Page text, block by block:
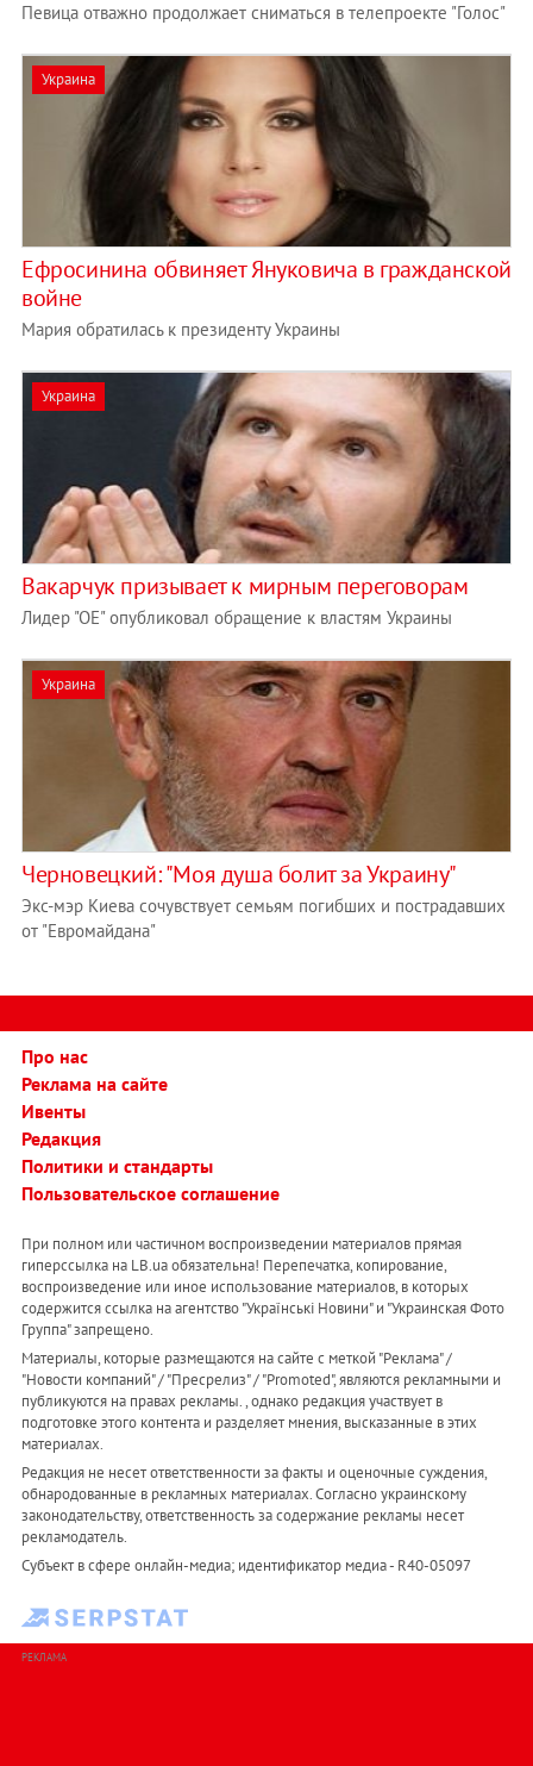
Певица отважно продолжает сниматься в телепроекте "Голос"
Украина
Ефросинина обвиняет Януковича в гражданской
войне
Мария обратилась к президенту Украины
Украина
Вакарчук призывает к мирным переговорам
Лидер "ОЕ" опубликовал обращение к властям Украины
Украина
Черновецкий: "Моя душа болит за Украину"
Экс-мэр Киева сочувствует семьям погибших и пострадавших
от "Евромайдана"
Про нас
Реклама на сайте
Ивенты
Редакция
Политики и стандарты
Пользовательское соглашение
При полном или частичном воспроизведении материалов прямая
гиперссылка на LB.ua обязательна! Перепечатка, копирование,
воспроизведение или иное использование материалов, в которых
содержится ссылка на агентство "Українськi Новини" и "Украинская Фото
Группа" запрещено.
Материалы, которые размещаются на сайте с меткой "Реклама" /
"Новости компаний" / "Пресрелиз" / "Promoted", являются рекламными и
публикуются на правах рекламы. , однако редакция участвует в
подготовке этого контента и разделяет мнения, высказанные в этих
материалах.
Редакция не несет ответственности за факты и оценочные суждения,
обнародованные в рекламных материалах. Согласно украинскому
законодательству, ответственность за содержание рекламы несет
рекламодатель.
Субъект в сфере онлайн-медиа; идентификатор медиа - R40-05097
РЕКЛАМА